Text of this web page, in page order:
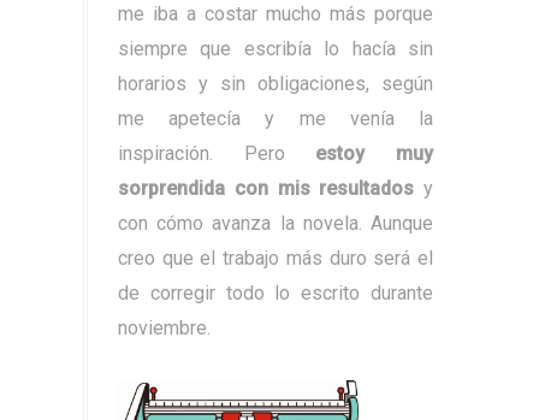
me iba a costar mucho más porque
siempre que escribía lo hacía sin
horarios y sin obligaciones, según
me apetecía y me venía la
inspiración. Pero estoy muy
sorprendida con mis resultados y
con cómo avanza la novela. Aunque
creo que el trabajo más duro será el
de corregir todo lo escrito durante
noviembre.